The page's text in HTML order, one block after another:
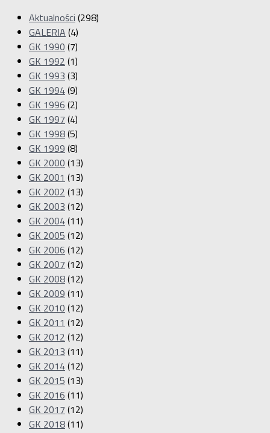
Aktualności (298)
GALERIA (4)
GK 1990 (7)
GK 1992 (1)
GK 1993 (3)
GK 1994(9)
GK 1996 (2)
GK 1997 (4)
GK 1998(5)
GK 1999 (8)
GK 2000 (13)
GK 2001 (13)
GK 2002 (13)
GK 2003 (12)
GK 2004(11)
GK 2005 (12)
GK 2006 (12)
GK 2007 (12)
GK 2008(12)
GK 2009 (11)
GK 2010 (12)
GK 2011 (12)
GK 2012 (12)
GK 2013 (11)
GK 2014(12)
GK 2015 (13)
GK 2016 (11)
GK 2017 (12)
GK 2018(11)